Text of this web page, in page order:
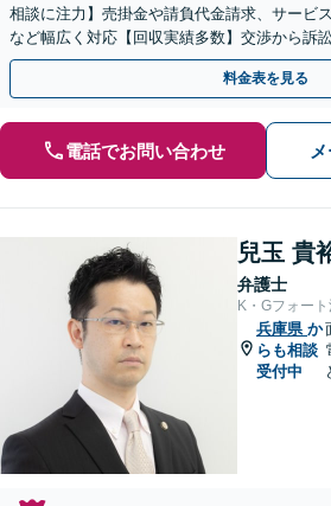
相談に注力】売掛金や請負代金請求、サービ
など幅広く対応【回収実績多数】交渉から訴
応じて的確に対応します
料金表を見る
電話でお問い合わせ
兒玉 貴
弁護士
K・Gフォー
兵庫県 か
らも相談
受付中